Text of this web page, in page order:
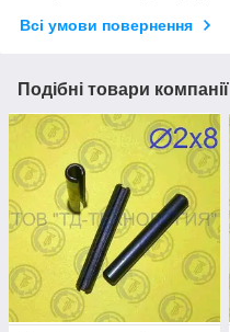
Всі умови повернення
Подібні товари компанії